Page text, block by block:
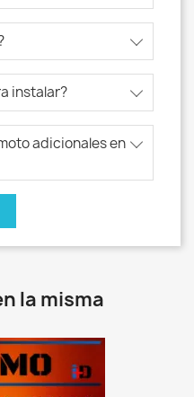
instalar?
adicionales en
la misma